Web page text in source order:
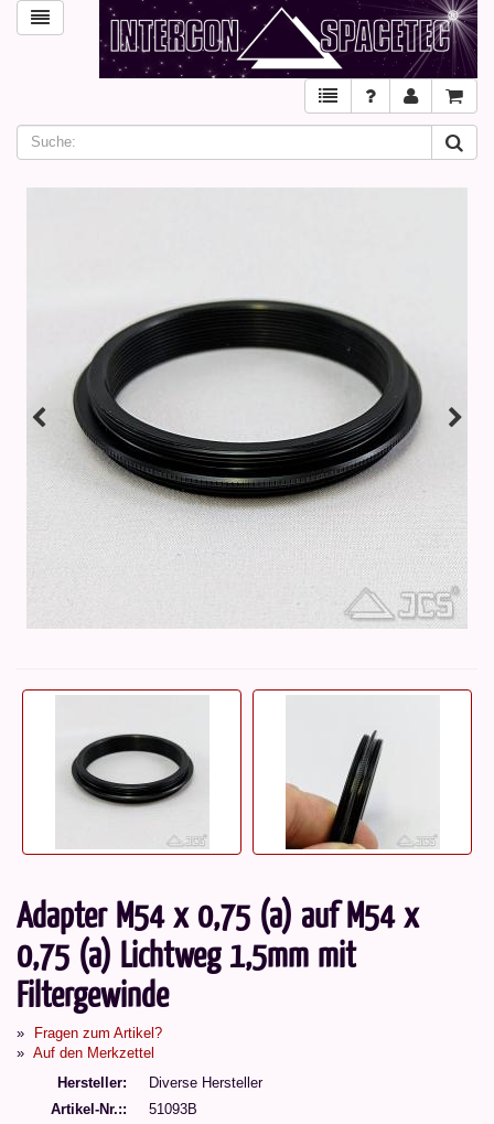
Adapter M54 x 0,75 (a) auf M54 x
0,75 (a) Lichtweg 1,5mm mit
Filtergewinde
Fragen zum Artikel?
Auf den Merkzettel
Hersteller
Diverse Hersteller
Artikel-Nr.:
51093B